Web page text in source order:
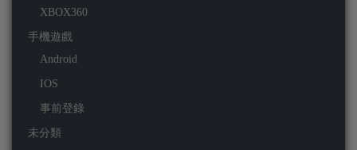
XBOX360
手機遊戲
Android
IOS
事前登錄
未分類